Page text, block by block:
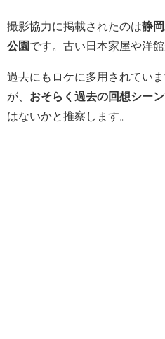
撮影協力に掲載されたのは静
公園です。古い日本家屋や洋
過去にもロケに多用されてい
が、 おそらく過去の回想シー
はないかと推察します。